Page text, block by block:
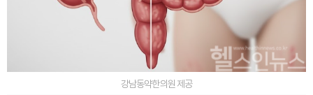
강남동약한의원 제공